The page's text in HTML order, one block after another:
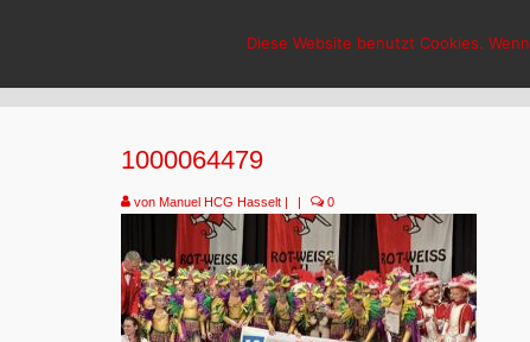
HCG-Hasselt
1000064479
von Manuel HCG Hasselt | | 0
Diese Website benutzt Cookies.